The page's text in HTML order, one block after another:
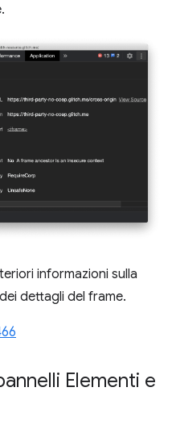
informazioni sulla
dettagli del frame.
Elementi e